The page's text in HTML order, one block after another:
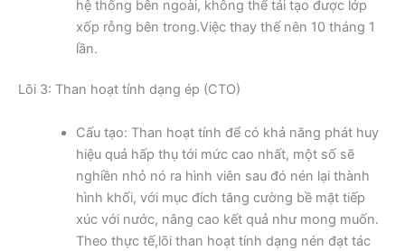
hệ thống bên ngoài, không thể tái tạo được lớp
xốp rỗng bên trong.Việc thay thế nên 10 tháng 1
lần.
Lõi 3: Than hoạt tính dạng ép (CTO)
Cấu tạo: Than hoạt tính để có khả năng phát huy
hiệu quả hấp thụ tới mức cao nhất, một số sẽ
nghiền nhỏ nó ra hình viên sau đó nén lại thành
hình khối, với mục đích tăng cường bề mặt tiếp
xúc với nước, nâng cao kết quả như mong muốn.
Theo thực tế,lõi than hoạt tính dạng nén đạt tác